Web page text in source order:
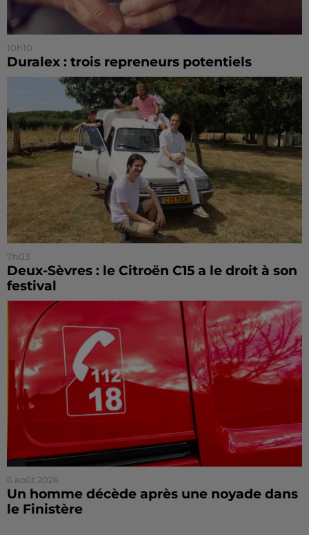
10h10
Duralex : trois repreneurs potentiels
7h03
Deux-Sèvres : le Citroën C15 a le droit à son
festival
6 août 2026
Un homme décède après une noyade dans
le Finistère